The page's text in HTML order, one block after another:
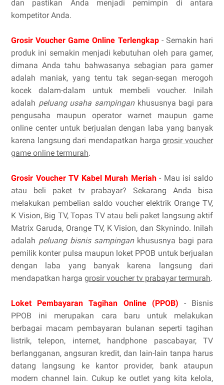
dan pastikan Anda menjadi pemimpin di antara
kompetitor Anda.
Grosir Voucher Game Online Terlengkap- Semakin hari
produk ini semakin menjadi kebutuhan oleh para gamer,
dimana Anda tahu bahwasanya sebagian para gamer
adalah maniak, yang tentu tak segan-segan merogoh
kocek dalam-dalam untuk membeli voucher. Inilah
adalah peluang usaha sampingankhususnya bagi para
pengusaha maupun operator warnet maupun game
online center untuk berjualan dengan laba yang banyak
karena langsung dari mendapatkan hargagrosir voucher
game online termurah.
Grosir Voucher TV Kabel Murah Meriah- Mau isi saldo
atau beli paket tv prabayar? Sekarang Anda bisa
melakukan pembelian saldo voucher elektrik Orange TV,
K Vision, Big TV, Topas TV atau beli paket langsung aktif
Matrix Garuda, Orange TV, K Vision, dan Skynindo. Inilah
adalah peluang bisnis sampingankhususnya bagi para
pemilik konter pulsa maupun loket PPOB untuk berjualan
dengan laba yang banyak karena langsung dari
mendapatkan harga grosir voucher tv prabayar termurah.
Loket Pembayaran Tagihan Online (PPOB) - Bisnis
PPOB ini merupakan cara baru untuk melakukan
berbagai macam pembayaran bulanan seperti tagihan
listrik, telepon, internet, handphone pascabayar, TV
berlangganan, angsuran kredit, dan lain-lain tanpa harus
datang langsung ke kantor provider, bank ataupun
modern channel lain. Cukup ke outlet yang kita kelola,